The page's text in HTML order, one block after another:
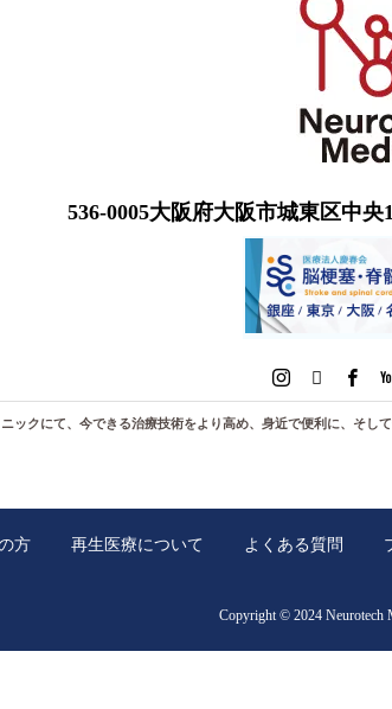
536-0005大阪府大阪市城東区中
ックにて、今できる治療技術をより高め、身近で便利に、そし
方 再生医療について よくある質問
Copyright © 2024 Neurotech